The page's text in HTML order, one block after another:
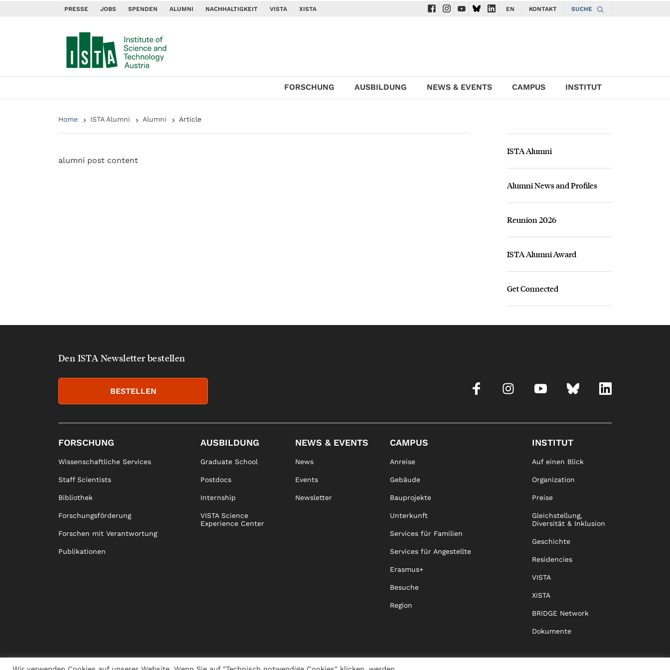
PRESSE JOBS SPENDEN ALUMNI NACHHALTIGKEIT VISTA XISTA Navigate to ISTA Facebook account
Navigate to ISTA Instagram account
Navigate to ISTA YouTube account
Navigate to ISTA Bluesky account
Navigate to ISTA LinkedIn account
EN KONTAKT SUCHE
FORSCHUNG AUSBILDUNG NEWS & EVENTS CAMPUS INSTITUT
Home ISTA Alumni Alumni Article
alumni post content
ISTA Alumni
Alumni News and Profiles
Reunion 2026
ISTA Alumni Award
Get Connected
Den ISTA Newsletter bestellen
BESTELLEN
FORSCHUNG
Wissenschaftliche Services
Staff Scientists
Bibliothek
Forschungsförderung
Forschen mit Verantwortung
Publikationen
AUSBILDUNG
Graduate School
Postdocs
Internship
VISTA Science
Experience Center
NEWS & EVENTS
News
Events
Newsletter
CAMPUS
Anreise
Gebäude
Bauprojekte
Unterkunft
Services für Familien
Services für Angestellte
Erasmus+
Besuche
Region
INSTITUT
Auf einen Blick
Organization
Preise
Gleichstellung,
Diversität & Inklusion
Geschichte
Residencies
VISTA
XISTA
BRIDGE Network
Dokumente